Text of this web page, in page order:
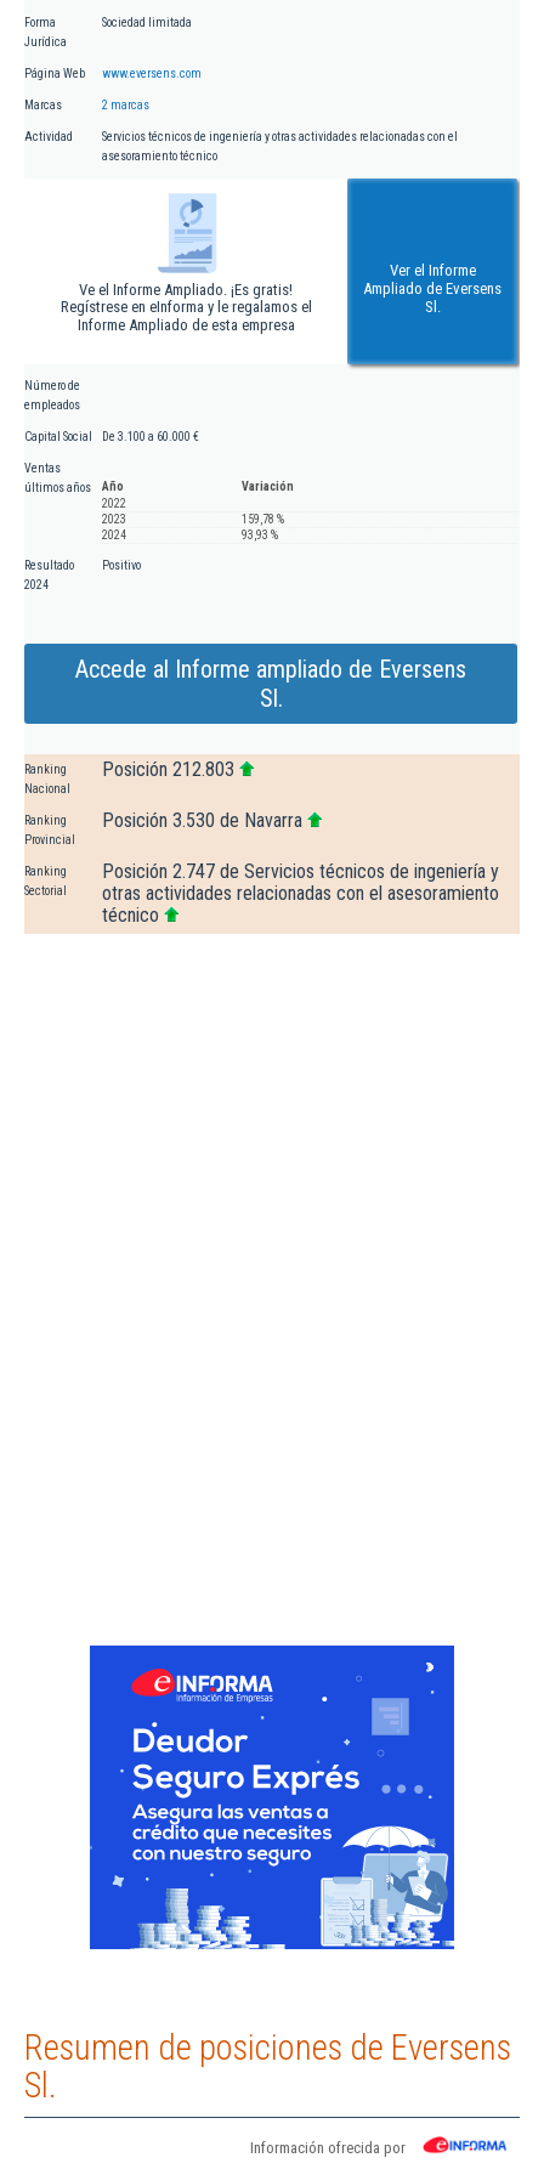
Forma
Jurídica
Sociedad limitada
Página Web www.eversens.com
Marcas 2 marcas
Actividad
Servicios técnicos de ingeniería y otras actividades relacionadas con el
asesoramiento técnico
Ve el Informe Ampliado. ¡Es gratis!
Regístrese en eInforma y le regalamos el
Informe Ampliado de esta empresa
Ver el Informe
Ampliado de Eversens
Sl.
Número de
empleados
Capital Social De 3.100 a 60.000 €
Ventas
últimos años
Año
Variación
2022
2023
159,78 %
2024
93,93 %
Resultado
2024
Positivo
Accede al Informe ampliado de Eversens
Sl.
Ranking
Nacional
Posición 212.803
Ranking
Provincial
Posición 3.530 de Navarra
Ranking
Sectorial
Posición 2.747 de Servicios técnicos de ingeniería y
otras actividades relacionadas con el asesoramiento
técnico
Resumen de posiciones de Eversens
Sl.
Información ofrecida por